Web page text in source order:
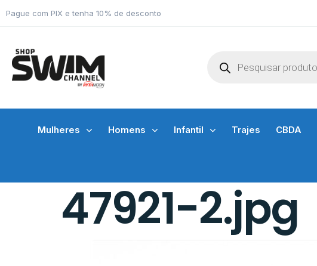
Pague com PIX e tenha 10% de desconto
Mulheres Homens Infantil Trajes CBDA
47921-2.jpg